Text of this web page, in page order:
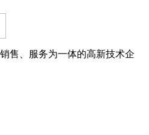
售、服务为一体的高新技术企